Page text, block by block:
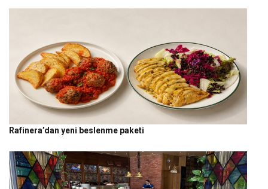
Rafinera’dan yeni beslenme paketi